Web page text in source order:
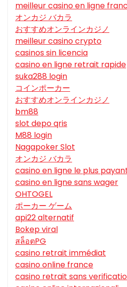
meilleur casino en ligne
オンカジ バカラ
おすすめオンラインカジノ
meilleur casino crypto
casinos sin licencia
casino en ligne retrait rapide
suka288 login
コインポーカー
おすすめオンラインカジノ
bm88
slot depo qris
M88 login
Nagapoker Slot
オンカジ バカラ
casino en ligne le plus
casino en ligne sans wager
OHTOGEL
ポーカー ゲーム
api22 alternatif
Bokep viral
สล็อตPG
casino retrait immédiat
casino online france
casino retrait sans